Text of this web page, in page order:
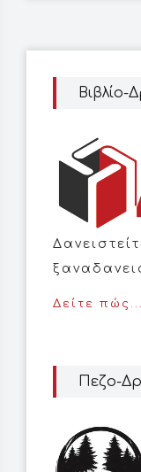
Βιβλίο-
Δείτε πώς...
Πεζο-